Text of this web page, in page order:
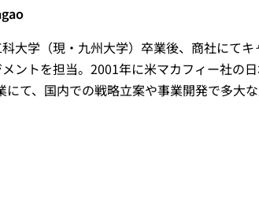
大学（現・九州大学）卒業後、商社にて
ントを担当。2001年に米マカフィー社の
て、国内での戦略立案や事業開発で多大